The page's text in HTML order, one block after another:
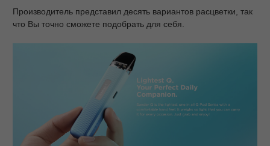
Производитель представил десять вариантов расцветки, так
что Вы точно сможете подобрать для себя.